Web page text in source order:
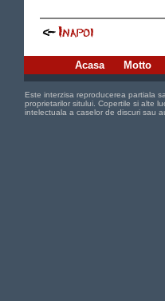
Acasa Motto
Este interzisa reproducerea partiala
proprietarilor sitului. Copertile si alte
intelectuala a caselor de discuri sau